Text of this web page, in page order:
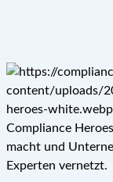
Compliance
macht und
Experten vernetzt.